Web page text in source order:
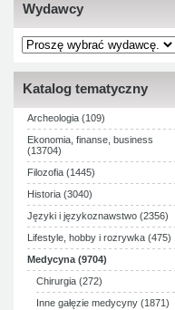
Wydawcy
Katalog tematyczny
Archeologia (109)
Ekonomia, finanse, business
(13704)
Filozofia (1445)
Historia (3040)
Języki i językoznawstwo (2356)
Lifestyle, hobby i rozrywka (475)
Medycyna (9704)
Chirurgia (272)
Inne gałęzie medycyny (1871)